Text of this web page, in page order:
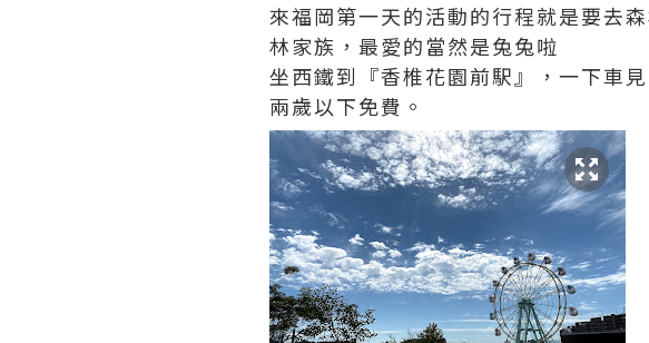
來福岡第一天的活動的行程就是要去
林家族， 最愛的當然是兔兔啦
坐西鐵到『香椎花園前駅』，一下車
兩歲以下免費。